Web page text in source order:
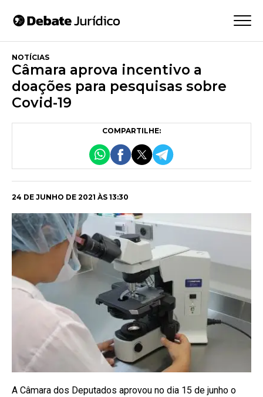
NOTÍCIAS
Câmara aprova incentivo a
doações para pesquisas sobre
Covid-19
COMPARTILHE:
24 DE JUNHO DE 2021 ÀS 13:30
A Câmara dos Deputados aprovou no dia 15 de junho o